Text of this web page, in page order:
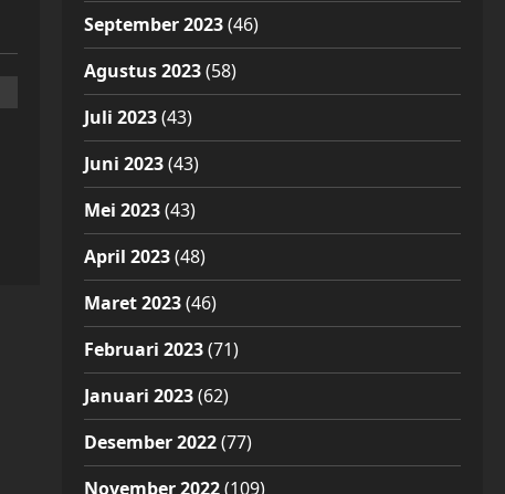
September 2023(46)
Agustus 2023(58)
Juli 2023(43)
Juni 2023(43)
Mei 2023(43)
April 2023(48)
Maret 2023(46)
Februari 2023(71)
Januari 2023(62)
Desember 2022(77)
November 2022(109)